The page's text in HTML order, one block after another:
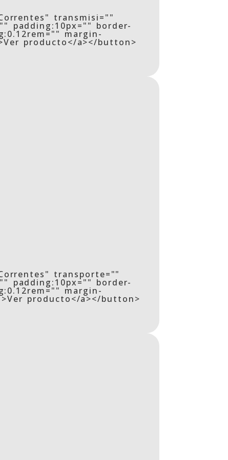
transmisi=""
padding:10px="" border-
margin-
producto</a></button>
transporte=""
padding:10px="" border-
margin-
producto</a></button>